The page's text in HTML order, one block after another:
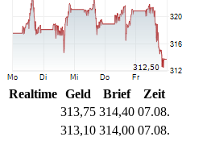
Realtime Geld Brief
Zeit
313,75 314,40 07.08.
313,10 314,00 07.08.